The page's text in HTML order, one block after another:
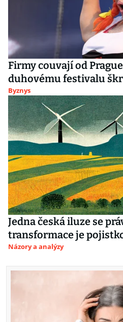
Firmy couvají od
duhovému festivalu
Byznys
Jedna česká iluze se
transformace je
Názory a analýzy